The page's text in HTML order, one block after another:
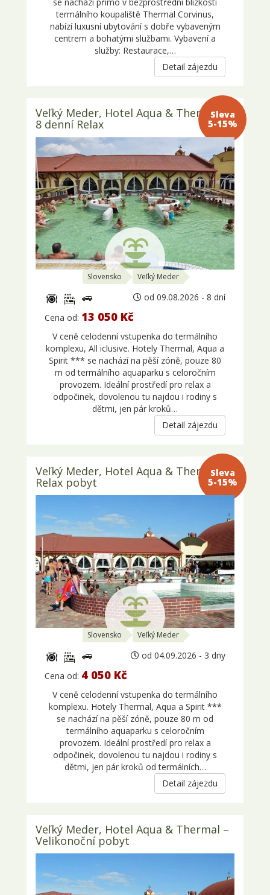
termálního koupaliště Thermal Corvinus,
nabízí luxusní ubytování s dobře vybaveným
centrem a bohatými službami. Vybavení a
služby: Restaurace,…
Detail zájezdu
Sleva 5-
15%
Veľký Meder, Hotel Aqua & Thermal –
8 denní Relax
Slovensko Veľký Meder
od 09.08.2026 - 8 dní
Cena od: 13 050 Kč
V ceně celodenní vstupenka do termálního
komplexu, All iclusive. Hotely Thermal, Aqua a
Spirit *** se nachází na pěší zóně, pouze 80
m od termálního aquaparku s celoročním
provozem. Ideální prostředí pro relax a
odpočinek, dovolenou tu najdou i rodiny s
dětmi, jen pár kroků…
Detail zájezdu
Sleva 5-
15%
Veľký Meder, Hotel Aqua & Thermal –
Relax pobyt
Slovensko Veľký Meder
od 04.09.2026 - 3 dny
Cena od: 4 050 Kč
V ceně celodenní vstupenka do termálního
komplexu. Hotely Thermal, Aqua a Spirit ***
se nachází na pěší zóně, pouze 80 m od
termálního aquaparku s celoročním
provozem. Ideální prostředí pro relax a
odpočinek, dovolenou tu najdou i rodiny s
dětmi, jen pár kroků od termálních…
Detail zájezdu
Veľký Meder, Hotel Aqua & Thermal –
Velikonoční pobyt